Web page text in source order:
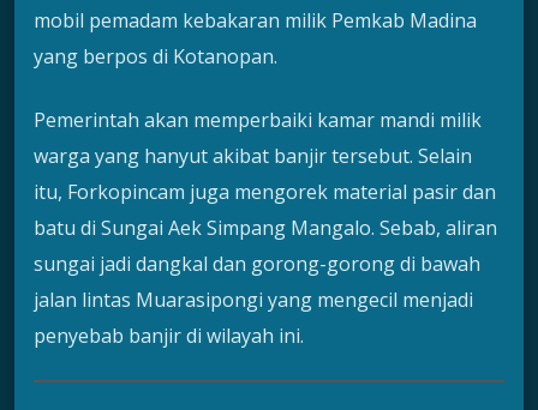
mobil pemadam kebakaran milik Pemkab Madina
yang berpos di Kotanopan.
Pemerintah akan memperbaiki kamar mandi milik
warga yang hanyut akibat banjir tersebut. Selain
itu, Forkopincam juga mengorek material pasir dan
batu di Sungai Aek Simpang Mangalo. Sebab, aliran
sungai jadi dangkal dan gorong-gorong di bawah
jalan lintas Muarasipongi yang mengecil menjadi
penyebab banjir di wilayah ini.